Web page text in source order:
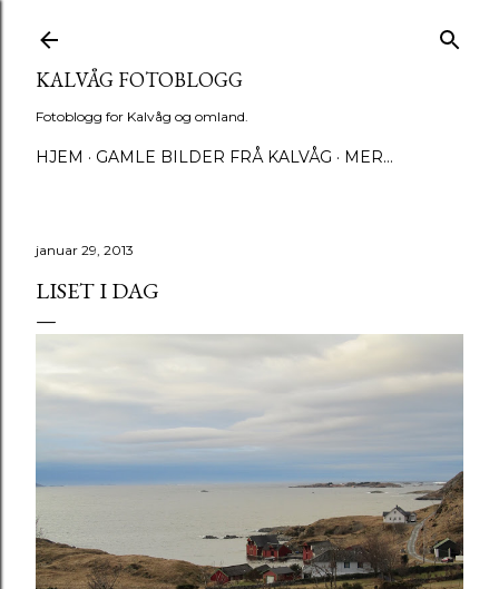
KALVÅG FOTOBLOGG
Fotoblogg for Kalvåg og omland.
HJEM GAMLE BILDER FRÅ KALVÅG MER…
januar 29, 2013
LISET I DAG